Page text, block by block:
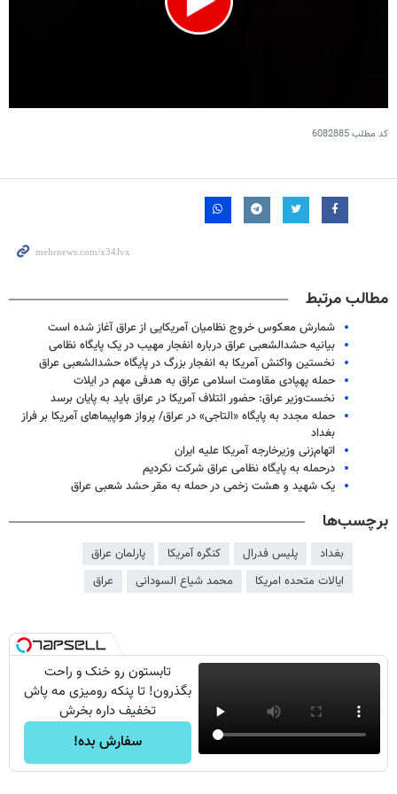
0
کد مطلب6082885
مطالب مرتبط
شمارش معکوس خروج نظامیان آمریکایی از عراق آغاز شده است
بیانیه حشدالشعبی عراق درباره انفجار مهیب در یک پایگاه نظامی
نخستین واکنش آمریکا به انفجار بزرگ در پایگاه حشدالشعبی عراق
حمله پهپادی مقاومت اسلامی عراق به هدفی مهم در ایلات
نخست‌وزیر عراق: حضور ائتلاف آمریکا در عراق باید به پایان برسد
حمله مجدد به پایگاه «التاجی» در عراق/ پرواز هواپیماهای آمریکا بر فراز
بغداد
اتهام‌زنی وزیرخارجه آمریکا علیه ایران
درحمله به پایگاه نظامی عراق شرکت نکردیم
یک شهید و هشت زخمی در حمله به مقر حشد شعبی عراق
برچسب‌ها
بغداد پلیس فدرال کنگره آمریکا
پارلمان عراق
ایالات متحده امریکا
محمد شیاع السودانی عراق
تابستون رو خنک و راحت
بگذرون! تا پنکه رومیزی مه پاش
تخفیف داره بخرش
سفارش بده!